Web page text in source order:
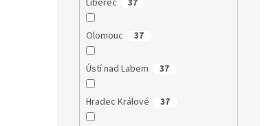
Liberec 37
Olomouc 37
Ústí nad Labem 37
Hradec Králové 37